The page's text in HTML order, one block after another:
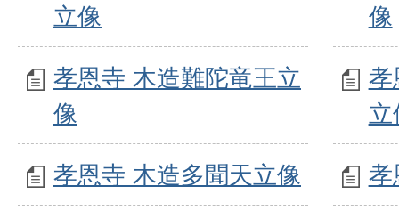
立像
像
孝恩寺 木造難陀竜王立
像
孝
立
孝恩寺 木造多聞天立像 孝